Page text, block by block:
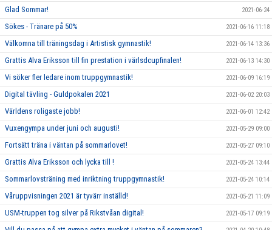
Glad Sommar! 2021-06-24
Sökes - Tränare på 50% 2021-06-16 11:18
Välkomna till träningsdag i Artistisk gymnastik! 2021-06-14 13:36
Grattis Alva Eriksson till fin prestation i värlsdcupfinalen! 2021-06-13 14:30
Vi söker fler ledare inom truppgymnastik! 2021-06-09 16:19
Digital tävling - Guldpokalen 2021 2021-06-02 20:03
Världens roligaste jobb! 2021-06-01 12:42
Vuxengympa under juni och augusti! 2021-05-29 09:00
Fortsätt träna i väntan på sommarlovet! 2021-05-27 09:10
Grattis Alva Eriksson och lycka till ! 2021-05-24 13:44
Sommarlovsträning med inriktning truppgymnastik! 2021-05-24 10:14
Våruppvisningen 2021 är tyvärr inställd! 2021-05-21 11:09
USM-truppen tog silver på Rikstvåan digital! 2021-05-17 09:19